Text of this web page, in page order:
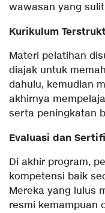
wawasan yang
Kurikulum
Materi pelatihan
diajak untuk
dahulu, kemudian
akhirnya
serta peningkatan
Evaluasi dan
Di akhir program,
kompetensi baik
Mereka yang lulus
resmi kemampuan